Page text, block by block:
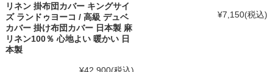
リネン 掛布団カバー キングサイ
ズ ランドゥヨーコ / 高級 デュベ
カバー 掛け布団カバー 日本製 麻
リネン100％ 心地よい 暖かい 日
本製
¥7,150(税込)